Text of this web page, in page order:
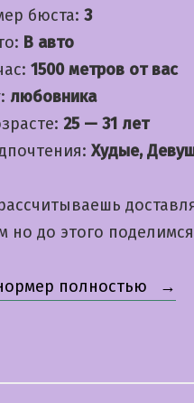
бюста: 3
В авто
1500 метров от вас
любовника
25 — 31 лет
Худые,
но до этого
полностью